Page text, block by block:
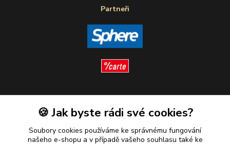
Partneři
🍪 Jak byste rádi své cookies?
Soubory cookies používáme ke správnému fungování
našeho e-shopu a v případě vašeho souhlasu také ke